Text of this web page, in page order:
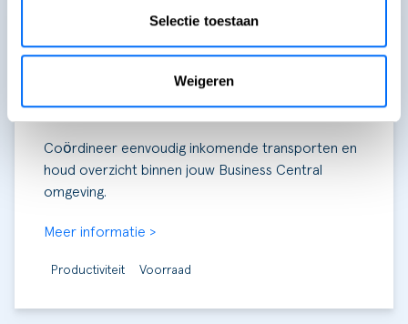
Selectie toestaan
Weigeren
Container Planner
Coördineer eenvoudig inkomende transporten en
houd overzicht binnen jouw Business Central
omgeving.
Meer informatie >
Productiviteit Voorraad